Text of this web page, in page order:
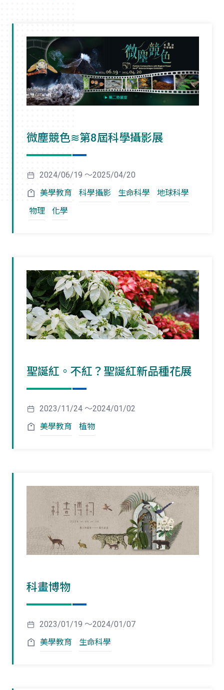
微塵競色≋第8屆科學攝影展
2024/06/19 ～2025/04/20
美學教育
科學攝影 生命科學
地球科學
物理
化學
聖誕紅。不紅？聖誕紅新品種花展
2023/11/24 ～2024/01/02
美學教育
植物
科畫博物
2023/01/19 ～2024/01/07
美學教育
生命科學